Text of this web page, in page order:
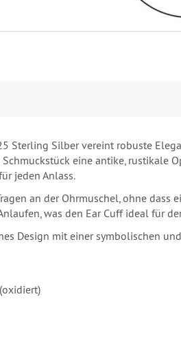
Sterling Silber vereint robuste
eine antike, rustikale
jeden Anlass.
an der Ohrmuschel, ohne
was den Ear Cuff ideal für
Design mit einer symbolischen